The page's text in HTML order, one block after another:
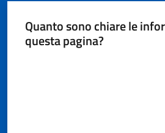
Quanto sono chiare le
questa pagina?